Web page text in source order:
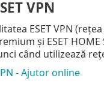
VPN
ESET VPN
și ESET
când utilizează
- Ajutor online